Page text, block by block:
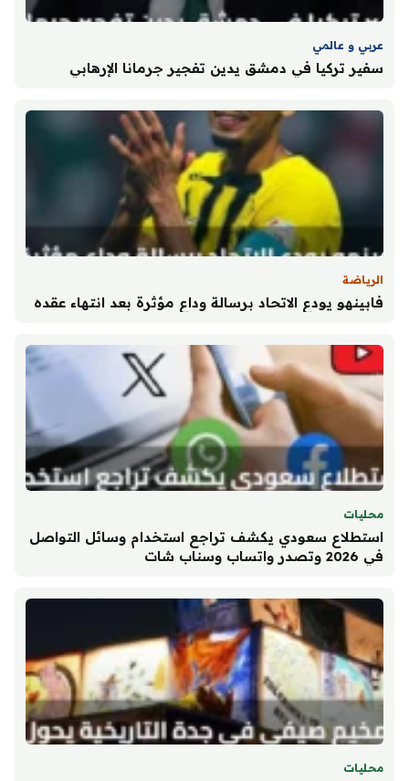
بشيكطاش يحقق انتصاراً ثميناً
على هراديتس كرالوفيه في
ذهاب تصفيات الدوري الأوروبي
أغسطس 6, 2026
الأردن يستنكر تفجير جرمانا
ويجدد دعمه لاستقرار سوريا
أغسطس 6, 2026
عربي و عالمي
سفير تركيا في دمشق يدين تفجير جرمانا الإرهابي
الرياضة
فابينهو يودع الاتحاد برسالة وداع مؤثرة بعد انتهاء عقده
محليات
استطلاع سعودي يكشف تراجع استخدام وسائل التواصل
في 2026 وتصدر واتساب وسناب شات
محليات